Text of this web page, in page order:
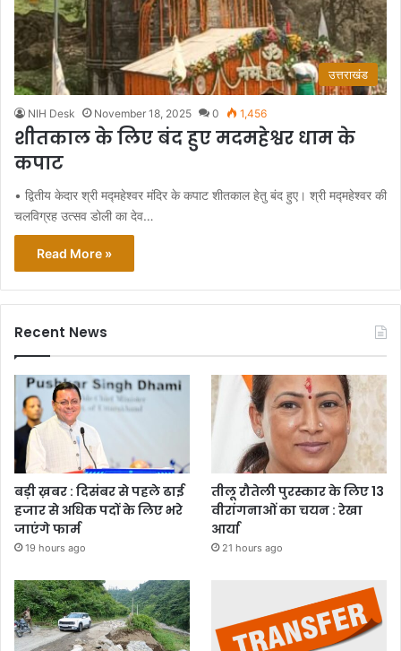
उत्तराखंड
NIH Desk November 18, 2025 0 1,456
शीतकाल के लिए बंद हुए मदमहेश्वर धाम के
कपाट
• द्वितीय केदार श्री मद्महेश्वर मंदिर के कपाट शीतकाल हेतु बंद हुए। श्री मद्महेश्वर की
चलविग्रह उत्सव डोली का देव…
Read More »
Recent News
बड़ी ख़बर : दिसंबर से पहले ढाई
हजार से अधिक पदों के लिए भरे
जाएंगे फार्म
19 hours ago
तीलू रौतेली पुरस्कार के लिए 13
वीरांगनाओं का चयन : रेखा
आर्या
21 hours ago